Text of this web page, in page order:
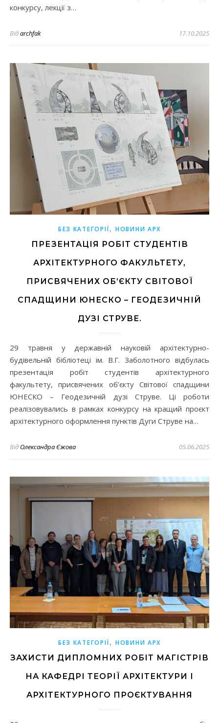
конкурсу, лекції з…
Відarchfak 17.10.2025
БЕЗ КАТЕГОРІЇ,НОВИНИ АРХ
ПРЕЗЕНТАЦІЯ РОБІТ СТУДЕНТІВ
АРХІТЕКТУРНОГО ФАКУЛЬТЕТУ,
ПРИСВЯЧЕНИХ ОБ’ЄКТУ СВІТОВОЇ
СПАДЩИНИ ЮНЕСКО – ГЕОДЕЗИЧНІЙ
ДУЗІ СТРУВЕ.
29 травня у державній науковій архітектурно-
будівельній бібліотеці ім. В.Г. Заболотного відбулась
презентація робіт студентів архітектурного
факультету, присвячених об’єкту Світової спадщини
ЮНЕСКО – Геодезичній дузі Струве. Ці роботи
реалізовувались в рамках конкурсу на кращий проєкт
архітектурного оформлення пунктів Дуги Струве на…
Від Олександра Єжова 05.06.2025
БЕЗ КАТЕГОРІЇ,НОВИНИ АРХ
ЗАХИСТИ ДИПЛОМНИХ РОБІТ МАГІСТРІВ
НА КАФЕДРІ ТЕОРІЇ АРХІТЕКТУРИ І
АРХІТЕКТУРНОГО ПРОЄКТУВАННЯ